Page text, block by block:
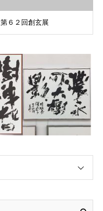
第６２回創玄展